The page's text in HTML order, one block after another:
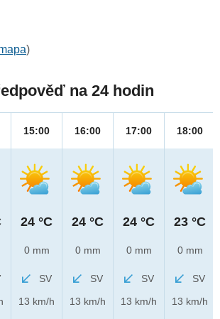
)
na 24 hodin
15:00
24 °C
0 mm
SV
13 km/h
16:00
24 °C
0 mm
SV
13 km/h
17:00
24 °C
0 mm
SV
13 km/h
18:00
23 °C
0 mm
SV
13 km/h